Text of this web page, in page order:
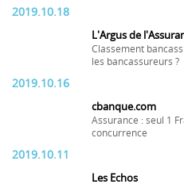
2019.10.18
L'Argus de
Classement
les bancassureurs ?
2019.10.16
cbanque.com
Assurance : seul 1
concurrence
2019.10.11
Les Echos